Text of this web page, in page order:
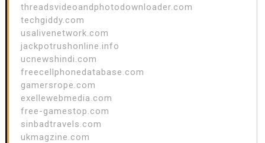
threadsvideoandphotodownloader.com
techgiddy.com
usalivenetwork.com
jackpotrushonline.info
ucnewshindi.com
freecellphonedatabase.com
gamersrope.com
exellewebmedia.com
free-gamestop.com
sinbadtravels.com
ukmagzine.com